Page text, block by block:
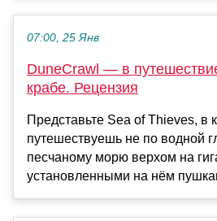
07:00, 25 Янв
DuneCrawl — в
крабе. Рецензия
Представьте Sea of Thieves, в
путешествуешь не по водной
песчаному морю верхом на
установленными на нём